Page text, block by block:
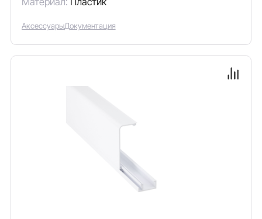
АксессуарыДокументация